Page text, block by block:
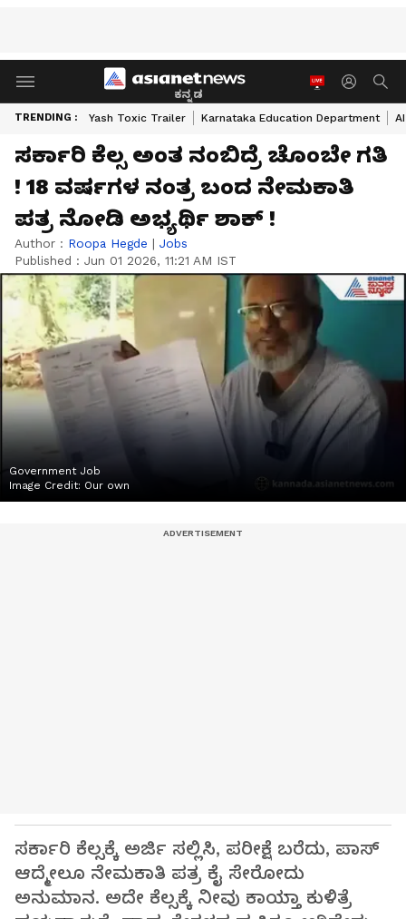
ಕನ್ನಡ
TRENDING : Yash Toxic Trailer Karnataka Education Department
ಸರ್ಕಾರಿ ಕೆಲ್ಸ ಅಂತ ನಂಬಿದ್ರೆ ಚೊಂಬೇ ಗತಿ
! 18 ವರ್ಷಗಳ ನಂತ್ರ ಬಂದ ನೇಮಕಾತಿ
ಪತ್ರ ನೋಡಿ ಅಭ್ಯರ್ಥಿ ಶಾಕ್ !
Author : Roopa Hegde | Jobs
Published : Jun 01 2026, 11:21 AM IST
Government Job
Image Credit: Our own
ಸರ್ಕಾರಿ ಕೆಲ್ಸಕ್ಕೆ ಅರ್ಜಿ ಸಲ್ಲಿಸಿ, ಪರೀಕ್ಷೆ ಬರೆದು, ಪಾಸ್
ಆದ್ಮೇಲೂ ನೇಮಕಾತಿ ಪತ್ರ ಕೈ ಸೇರೋದು
ಅನುಮಾನ. ಅದೇ ಕೆಲ್ಸಕ್ಕೆ ನೀವು ಕಾಯ್ತಾ ಕುಳಿತ್ರೆ